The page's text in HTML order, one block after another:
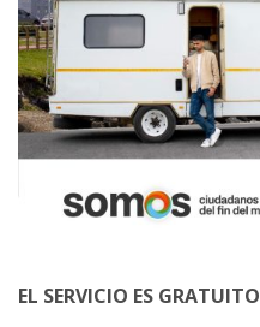
EL SERVICIO ES GRATUITO